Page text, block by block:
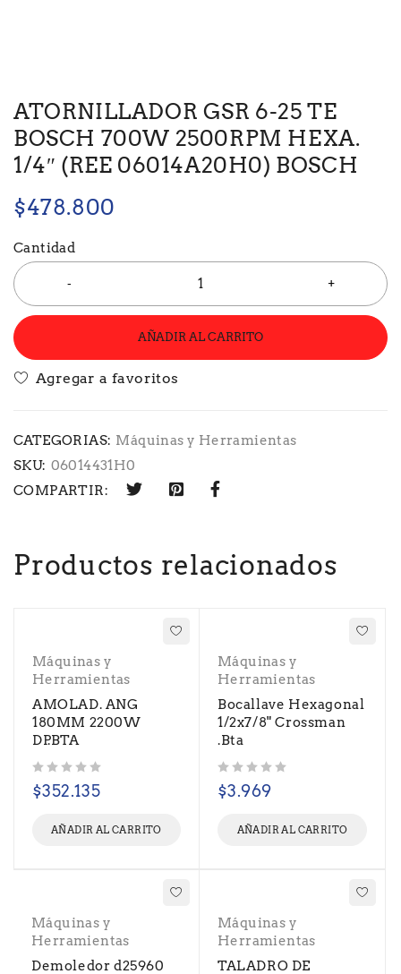
ATORNILLADOR GSR 6-25 TE
BOSCH 700W 2500RPM HEXA.
1/4″ (REE 06014A20H0) BOSCH
$478.800
Cantidad
AÑADIR AL CARRITO
CATEGORIAS: Máquinas y Herramientas
SKU: 06014431H0
COMPARTIR:
Productos relacionados
Máquinas y
Herramientas
AMOLAD. ANG
180MM 2200W
DP.BTA
$352.135
AÑADIR AL CARRITO
Máquinas y
Herramientas
Bocallave Hexagonal
1/2x7/8" Crossman
.Bta
$3.969
AÑADIR AL CARRITO
Máquinas y
Herramientas
Demoledor d25960
Máquinas y
Herramientas
TALADRO DE